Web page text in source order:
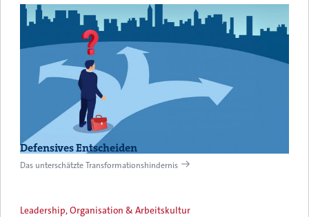
Defensives Entscheiden
Das unterschätzte Transformationshindernis
Leadership, Organisation & Arbeitskultur